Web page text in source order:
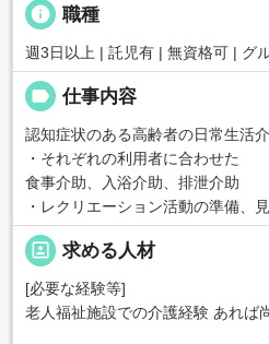
info 職種
週3日以上 | 託児有 | 無資格可 | グ
label 仕事内容
認知症状のある高齢者の日常生活
・それぞれの利用者に合わせた
食事介助、入浴介助、排泄介助
・レクリエーション活動の準備、
portrait 求める人材
[必要な経験等]
老人福祉施設での介護経験 あれば